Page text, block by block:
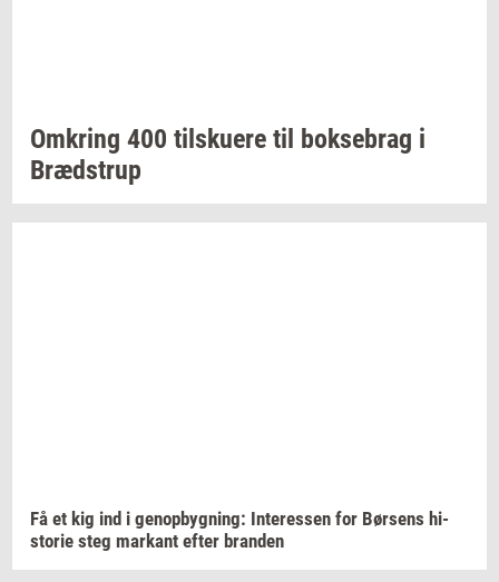
Om­kring 400 til­sku­e­re til bok­se­brag i
Bræd­strup
Få et kig ind i genop­byg­ning: In­ter­es­sen for Bør­sens hi­
sto­rie steg mar­kant efter bran­den